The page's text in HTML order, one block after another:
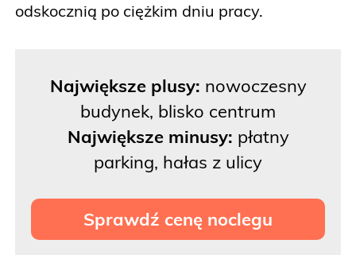
odskocznią po ciężkim dniu pracy.
Największe plusy: nowoczesny
budynek, blisko centrum
Największe minusy: płatny
parking, hałas z ulicy
Sprawdź cenę noclegu